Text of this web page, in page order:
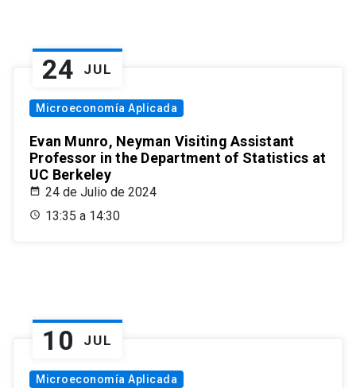
24 JUL
Microeconomía Aplicada
Evan Munro, Neyman Visiting Assistant
Professor in the Department of Statistics at
UC Berkeley
24 de Julio de 2024
13:35 a 14:30
10 JUL
Microeconomía Aplicada